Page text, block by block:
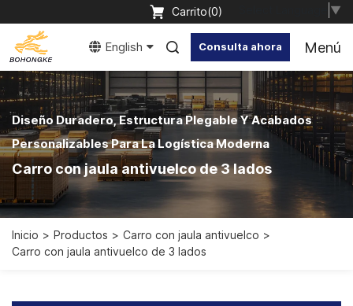
▼
Carrito(0)
Consulta ahora
English Menú
Diseño Duradero, Estructura Plegable Y Acabados
Personalizables Para La Logística Moderna
Carro con jaula antivuelco de 3 lados
Inicio Productos
Carro con jaula antivuelco
Carro con jaula antivuelco de 3 lados